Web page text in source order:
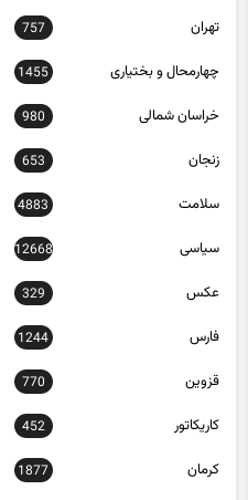
تهران 757
چهارمحال و بختیاری 1455
خراسان شمالی 980
زنجان 653
سلامت 4883
سیاسی 12668
عکس 329
فارس 1244
قزوین 770
کاریکاتور 452
کرمان 1877